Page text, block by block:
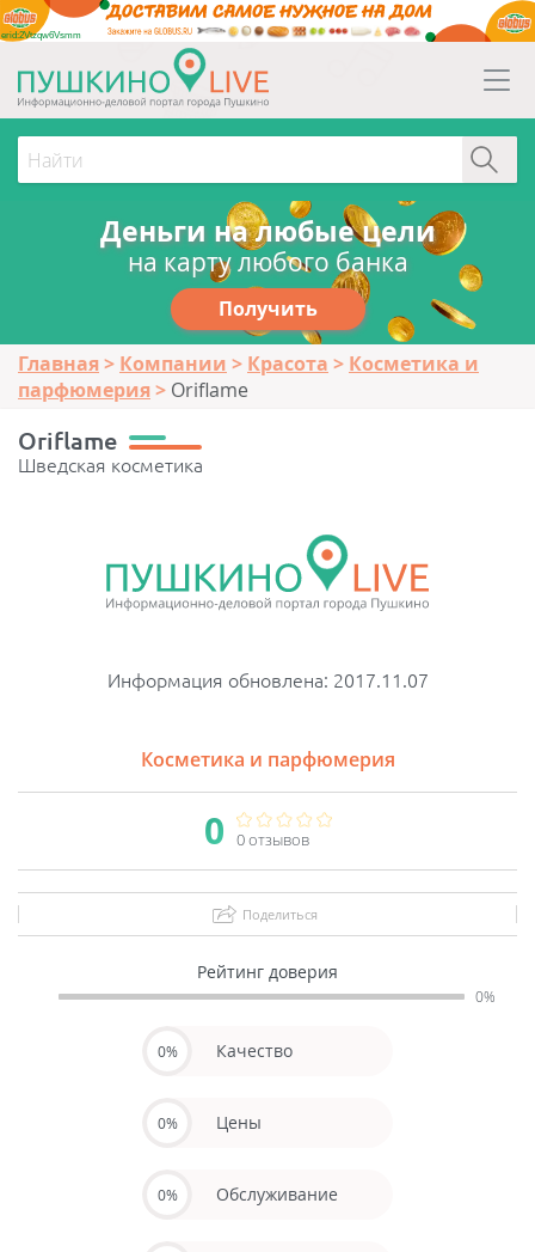
erid:2Vtzqw6Vsmm
Деньги на любые цели
на карту любого банка
Получить
Главная Компании Красота
Косметика и
парфюмерия
Oriflame
Oriflame
Шведская косметика
Информация обновлена: 2017.11.07
Косметика и парфюмерия
0 0 отзывов
Поделиться
Рейтинг доверия
0%
0% Качество
0% Цены
0% Обслуживание